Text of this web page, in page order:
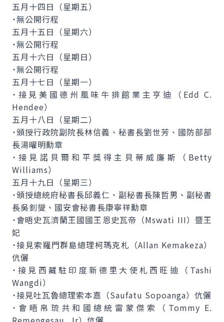
五月十四日（星期五）
˙無公開行程
五月十五日（星期六）
˙無公開行程
五月十六日（星期日）
˙無公開行程
五月十七日（星期一）
˙接見美國德州風味牛排館業主亨迪（Edd C.
Hendee）
五月十八日（星期二）
˙頒授行政院副院長林信義、秘書長劉世芳、國防部部
長湯曜明勳章
˙接見諾貝爾和平獎得主貝蒂威廉斯（Betty
Williams）
五月十九日（星期三）
˙頒授總統府秘書長邱義仁、副秘書長陳哲男、副秘書
長吳釗燮、國安會秘書長康寧祥勳章
˙會晤史瓦濟蘭王國國王恩史瓦帝（Mswati III）暨王
妃
˙接見索羅門群島總理柯瑪克札（Allan Kemakeza）
伉儷
˙接見西藏駐印度新德里大使札西旺迪（Tashi
Wangdi）
˙接見吐瓦魯總理索本嘉（Saufatu Sopoanga）伉儷
˙會晤帛琉共和國總統雷蒙傑索（Tommy E.